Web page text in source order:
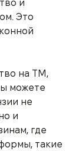
и
Это
на ТМ,
можете
не
и
где
такие